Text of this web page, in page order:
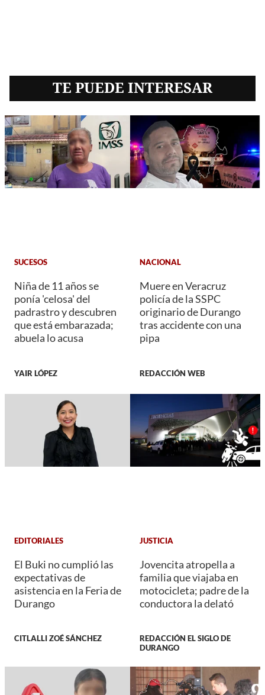
TE PUEDE INTERESAR
SUCESOS
Niña de 11 años se
ponía 'celosa' del
padrastro y descubren
que está embarazada;
abuela lo acusa
YAIR LÓPEZ
NACIONAL
Muere en Veracruz
policía de la SSPC
originario de Durango
tras accidente con una
pipa
REDACCIÓN WEB
EDITORIALES
El Buki no cumplió las
expectativas de
asistencia en la Feria de
Durango
CITLALLI ZOÉ SÁNCHEZ
JUSTICIA
Jovencita atropella a
familia que viajaba en
motocicleta; padre de la
conductora la delató
REDACCIÓN EL SIGLO DE
DURANGO